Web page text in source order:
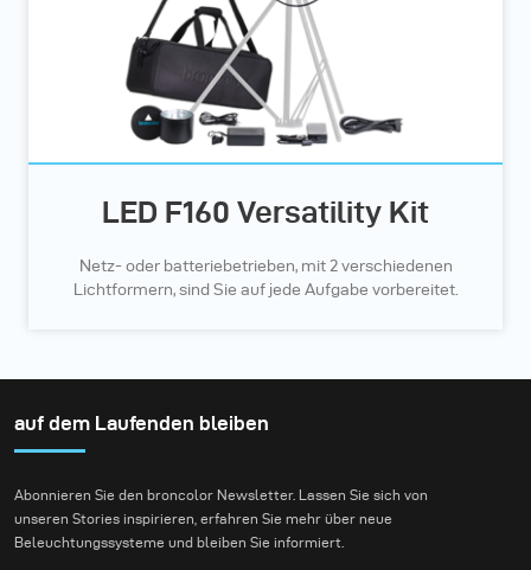
LED F160 Versatility Kit
Netz- oder batteriebetrieben, mit 2 verschiedenen
Lichtformern, sind Sie auf jede Aufgabe vorbereitet.
auf dem Laufenden bleiben
Abonnieren Sie den broncolor Newsletter. Lassen Sie sich von
unseren Stories inspirieren, erfahren Sie mehr über neue
Beleuchtungssysteme und bleiben Sie informiert.